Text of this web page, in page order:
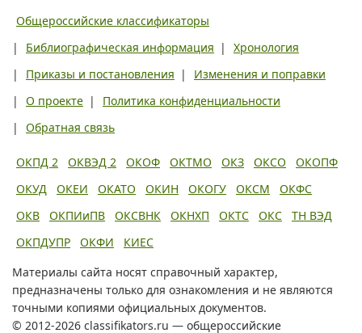
Общероссийские классификаторы
|
Библиографическая информация |
Хронология
|
Приказы и постановления |
Изменения и поправки
|
О проекте |
Политика конфиденциальности
|
Обратная связь
ОКПД 2 ОКВЭД 2 ОКОФ ОКТМО ОКЗ ОКСО
ОКОПФ
ОКУД
ОКЕИ ОКАТО ОКИН ОКОГУ ОКСМ
ОКФС
ОКВ
ОКПИиПВ ОКСВНК ОКНХП ОКТС ОКС
ТН ВЭД
ОКПДУПР
ОКФИ
КИЕС
Материалы сайта носят справочный характер,
предназначены только для ознакомления и не являются
точными копиями официальных документов.
© 2012-2026 classifikators.ru — общероссийские